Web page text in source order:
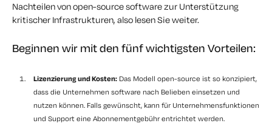
Nachteilen von open-source software zur Unterstützung
kritischer Infrastrukturen, also lesen Sie weiter.
Beginnen wir mit den fünf wichtigsten Vorteilen:
Lizenzierung und Kosten: Das Modell open-source ist so konzipiert,
dass die Unternehmen software nach Belieben einsetzen und
nutzen können. Falls gewünscht, kann für Unternehmensfunktionen
und Support eine Abonnementgebühr entrichtet werden.